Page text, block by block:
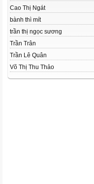
Cao Thị Ngát
bành thì mít
trần thị ngọc sương
Trần Trân
Trần Lê Quân
Võ Thị Thu Thảo